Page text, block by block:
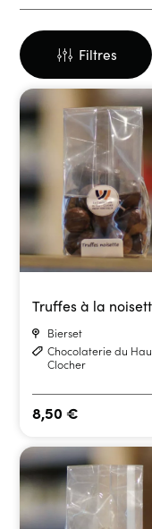
Filtres
Truffes à la
Bierset
Chocolaterie du
Clocher
8,50€